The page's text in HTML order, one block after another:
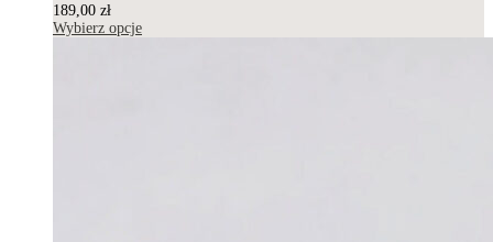
189,00 zł
Wybierz opcje